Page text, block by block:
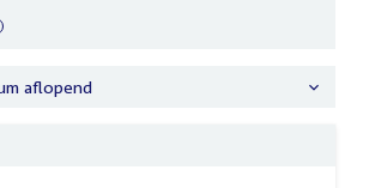
aflopend